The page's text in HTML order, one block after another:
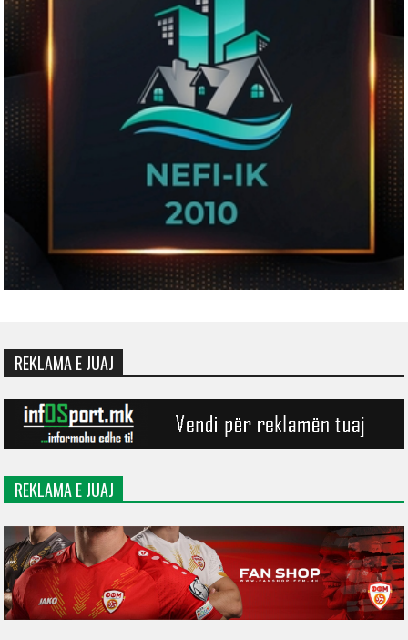
REKLAMA E JUAJ
REKLAMA E JUAJ